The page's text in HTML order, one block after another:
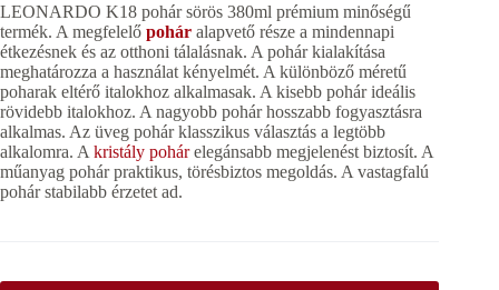
LEONARDO K18 pohár sörös 380ml prémium minőségű
termék. A megfelelő pohár alapvető része a mindennapi
étkezésnek és az otthoni tálalásnak. A pohár kialakítása
meghatározza a használat kényelmét. A különböző méretű
poharak eltérő italokhoz alkalmasak. A kisebb pohár ideális
rövidebb italokhoz. A nagyobb pohár hosszabb fogyasztásra
alkalmas. Az üveg pohár klasszikus választás a legtöbb
alkalomra. A kristály pohárelegánsabb megjelenést biztosít. A
műanyag pohár praktikus, törésbiztos megoldás. A vastagfalú
pohár stabilabb érzetet ad.